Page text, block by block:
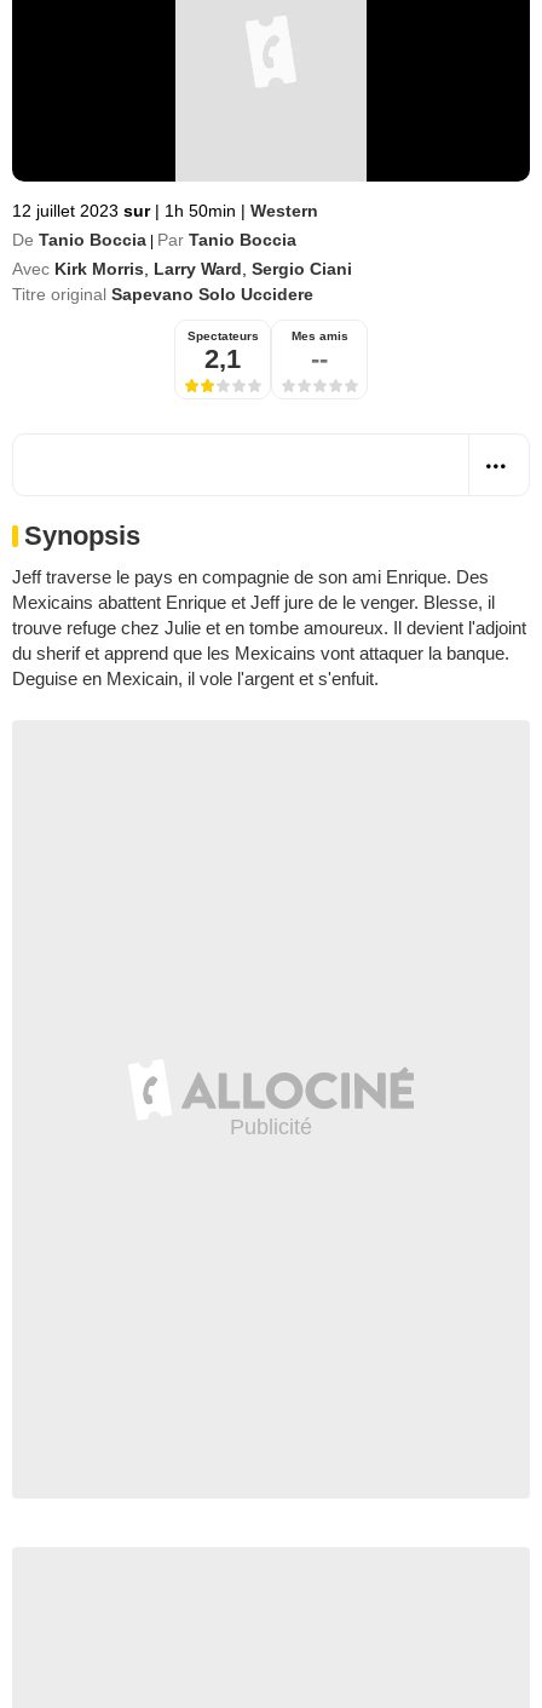
12 juillet 2023 sur | 1h 50min | Western
De Tanio Boccia Par Tanio Boccia
Avec Kirk Morris Larry Ward Sergio Ciani
Titre original Sapevano Solo Uccidere
Spectateurs
2,1
Mes amis
--
Synopsis
Jeff traverse le pays en compagnie de son ami Enrique. Des
Mexicains abattent Enrique et Jeff jure de le venger. Blesse, il
trouve refuge chez Julie et en tombe amoureux. Il devient l'adjoint
du sherif et apprend que les Mexicains vont attaquer la banque.
Deguise en Mexicain, il vole l'argent et s'enfuit.